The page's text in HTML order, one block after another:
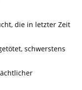
die in letzter Zeit
schwerstens